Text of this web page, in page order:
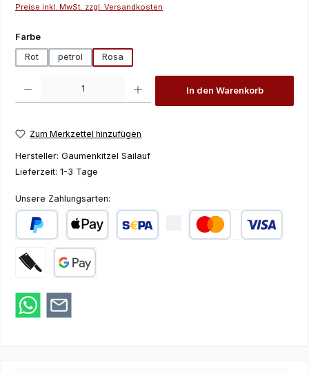
Preise inkl. MwSt. zzgl. Versandkosten
Farbeauswählen
Rot
petrol Rosa
Produkt Anzahl: Gib den gewünschten Wert ein oder benutze die
In den Warenkorb
Zum Merkzettel hinzufügen
Hersteller: Gaumenkitzel Sailauf
Lieferzeit: 1-3 Tage
Unsere Zahlungsarten:
PayPal Apple Pay